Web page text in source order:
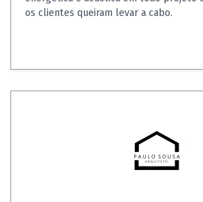
os clientes queiram levar a cabo.